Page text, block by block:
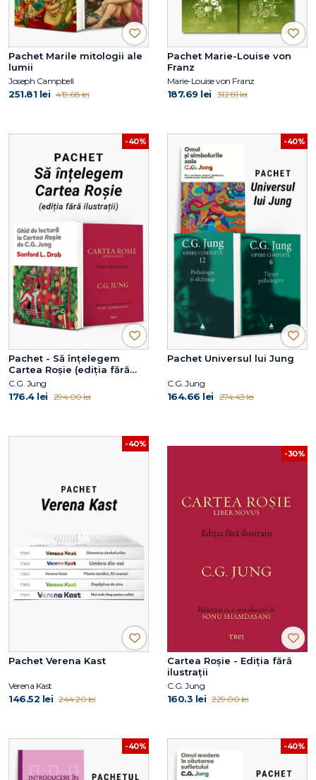
Pachet Marile mitologii ale
lumii
Joseph Campbell
251.81 lei 419.68 lei
Pachet Marie-Louise von
Franz
Marie-Louise von Franz
187.69 lei 312.81 lei
-40%
Pachet - Să înțelegem
Cartea Roșie (ediția fără
ilustrații)
C.G. Jung
176.4 lei 294.00 lei
-40%
Pachet Universul lui Jung
C.G. Jung
164.66 lei 274.43 lei
-40%
Pachet Verena Kast
Verena Kast
146.52 lei 244.20 lei
-30%
Cartea Roșie - Ediția fără
ilustrații
C.G. Jung
160.3 lei 229.00 lei
-40% -40%